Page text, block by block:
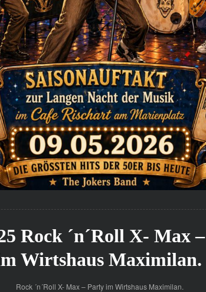
Rock ´n´Roll X- Max –
Wirtshaus Maximilan.
Rock ´n´Roll X- Max – Party im Wirtshaus Maximilan.